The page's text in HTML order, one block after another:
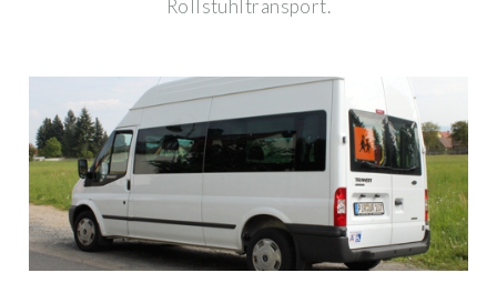
Rollstuhltransport.